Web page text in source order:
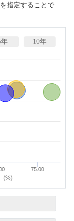
指定することで
年 10年
(%)
75.00